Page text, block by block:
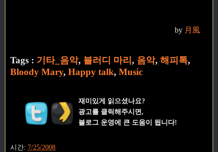
by 月風
Tags : 기타_음악, 블러디 마리 , 음악, 해피톡,
Bloody Mary, Happy talk, Music
재미있게 읽으셨나요?
광고를 클릭해주시면,
블로그 운영에 큰 도움이 됩니다!
시간: 7/25/2008